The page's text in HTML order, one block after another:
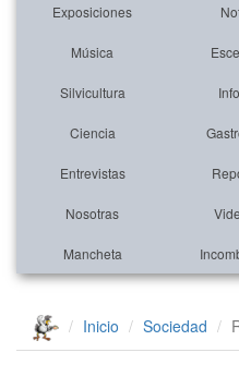
Exposiciones
Música
Silvicultura
Ciencia
Entrevistas
Nosotras
Mancheta
Inicio Sociedad